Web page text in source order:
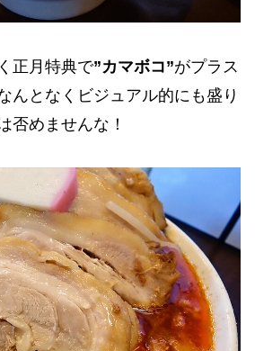
正月特典で”カマボコ”がプラス
んとなくビジュアル的にも盛り
否めませんな！